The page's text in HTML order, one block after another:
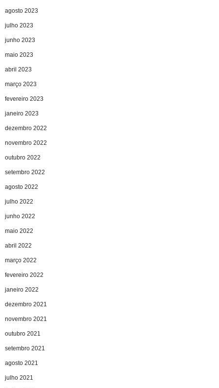
agosto 2023
julho 2023
junho 2023
maio 2023
abril 2023
março 2023
fevereiro 2023
janeiro 2023
dezembro 2022
novembro 2022
outubro 2022
setembro 2022
agosto 2022
julho 2022
junho 2022
maio 2022
abril 2022
março 2022
fevereiro 2022
janeiro 2022
dezembro 2021
novembro 2021
outubro 2021
setembro 2021
agosto 2021
julho 2021